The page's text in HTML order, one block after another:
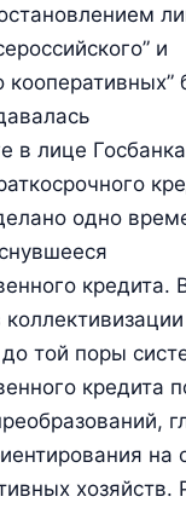
и
кооперативных”
в лице
одно
кредита.
той поры
кредита
на
хозяйств.